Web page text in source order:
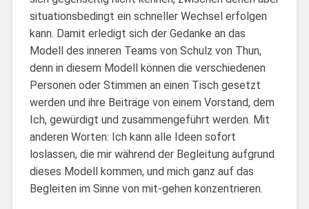
situationsbedingt ein schneller Wechsel erfolgen
kann. Damit erledigt sich der Gedanke an das
Modell des inneren Teams von Schulz von Thun,
denn in diesem Modell können die verschiedenen
Personen oder Stimmen an einen Tisch gesetzt
werden und ihre Beiträge von einem Vorstand, dem
Ich, gewürdigt und zusammengeführt werden. Mit
anderen Worten: Ich kann alle Ideen sofort
loslassen, die mir während der Begleitung aufgrund
dieses Modell kommen, und mich ganz auf das
Begleiten im Sinne von mit-gehen konzentrieren.